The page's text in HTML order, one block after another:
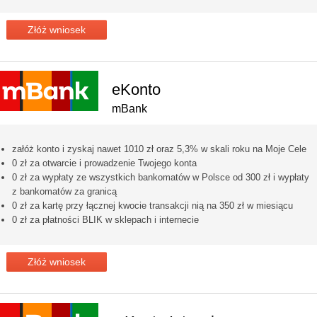
Złóż wniosek
eKonto
mBank
załóż konto i zyskaj nawet 1010 zł oraz 5,3% w skali roku na Moje Cele
0 zł za otwarcie i prowadzenie Twojego konta
0 zł za wypłaty ze wszystkich bankomatów w Polsce od 300 zł i wypłaty
z bankomatów za granicą
0 zł za kartę przy łącznej kwocie transakcji nią na 350 zł w miesiącu
0 zł za płatności BLIK w sklepach i internecie
Złóż wniosek